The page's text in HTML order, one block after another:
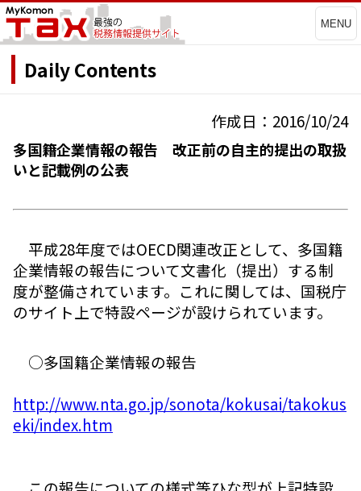
MENU
Daily Contents
作成日：2016/10/24
多国籍企業情報の報告 改正前の自主的提出の取扱
いと記載例の公表
平成28年度ではOECD関連改正として、多国籍
企業情報の報告について文書化（提出）する制
度が整備されています。これに関しては、国税庁
のサイト上で特設ページが設けられています。
○多国籍企業情報の報告
http://www.nta.go.jp/sonota/kokusai/takokus
eki/index.htm